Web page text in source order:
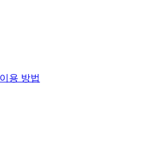
용 방법